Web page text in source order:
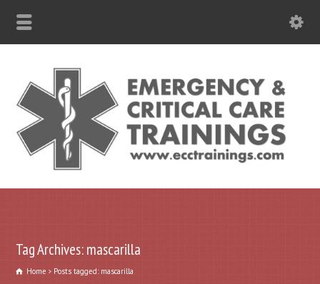
Tag Archives: mascarilla
Home Posts tagged: mascarilla